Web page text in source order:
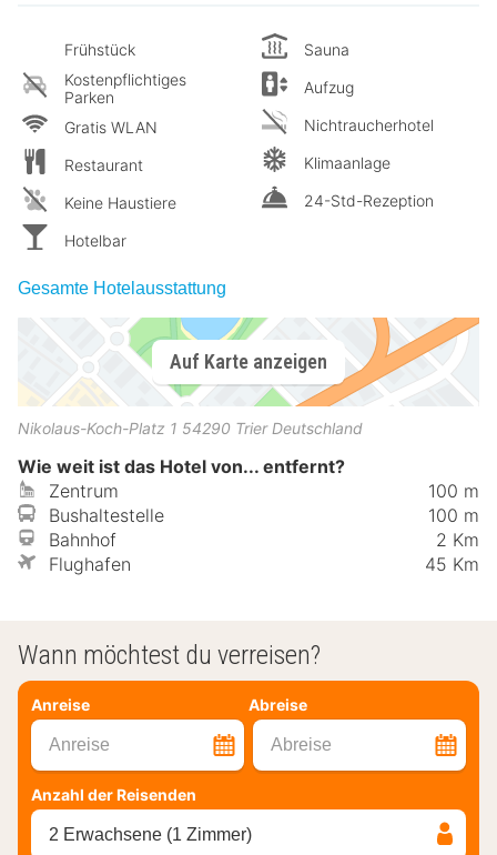
Frühstück
Kostenpflichtiges
Parken
Gratis WLAN
Restaurant
Keine Haustiere
Hotelbar
Sauna
Aufzug
Nichtraucherhotel
Klimaanlage
24-Std-Rezeption
Gesamte Hotelausstattung
Auf Karte anzeigen
Nikolaus-Koch-Platz 1 54290 Trier Deutschland
Wie weit ist das Hotel von... entfernt?
Zentrum
100 m
Bushaltestelle
100 m
Bahnhof
2 Km
Flughafen
45 Km
Wann möchtest du verreisen?
Anreise Abreise
Anreise Abreise
Anzahl der Reisenden
2 Erwachsene (1 Zimmer)